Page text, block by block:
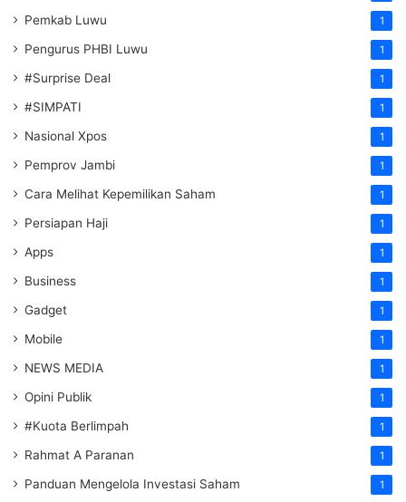
Pemkab Luwu 1
Pengurus PHBI Luwu 1
#Surprise Deal 1
#SIMPATI 1
Nasional Xpos 1
Pemprov Jambi 1
Cara Melihat Kepemilikan Saham 1
Persiapan Haji 1
Apps 1
Business 1
Gadget 1
Mobile 1
NEWS MEDIA 1
Opini Publik 1
#Kuota Berlimpah 1
Rahmat A Paranan 1
Panduan Mengelola Investasi Saham 1